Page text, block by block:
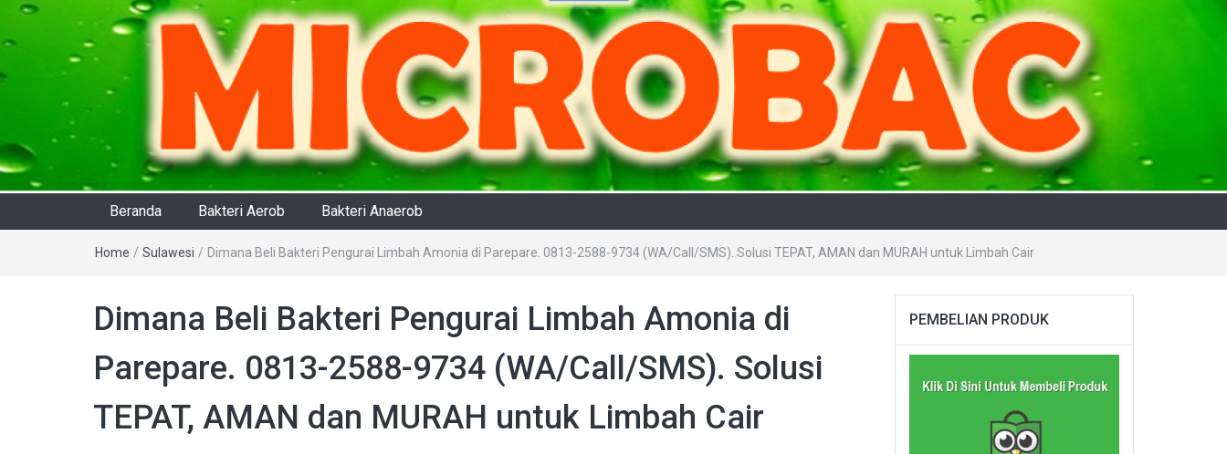
Beranda Bakteri Aerob Bakteri Anaerob
Home / Sulawesi / Dimana Beli Bakteri Pengurai Limbah Amonia di Parepare. 0813-2588-9734 (WA/Call/SMS). Solusi TEPAT, AMAN dan MURAH untuk Limbah Cair
Dimana Beli Bakteri Pengurai Limbah Amonia di
Parepare. 0813-2588-9734 (WA/Call/SMS). Solusi
TEPAT, AMAN dan MURAH untuk Limbah Cair
PEMBELIAN PRODUK